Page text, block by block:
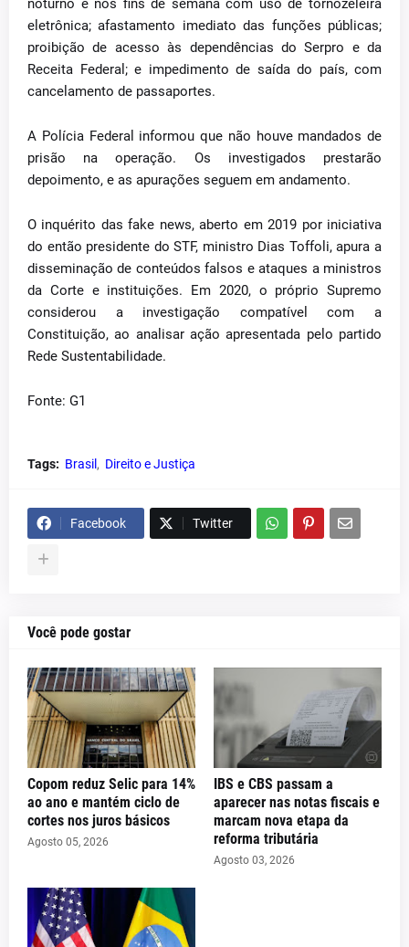
noturno e nos fins de semana com uso de tornozeleira
eletrônica; afastamento imediato das funções públicas;
proibição de acesso às dependências do Serpro e da
Receita Federal; e impedimento de saída do país, com
cancelamento de passaportes.
A Polícia Federal informou que não houve mandados de
prisão na operação. Os investigados prestarão
depoimento, e as apurações seguem em andamento.
O inquérito das fake news, aberto em 2019 por iniciativa
do então presidente do STF, ministro Dias Toffoli, apura a
disseminação de conteúdos falsos e ataques a ministros
da Corte e instituições. Em 2020, o próprio Supremo
considerou a investigação compatível com a
Constituição, ao analisar ação apresentada pelo partido
Rede Sustentabilidade.
Fonte: G1
Tags: Brasil Direito e Justiça
Facebook Twitter
Você pode gostar
Copom reduz Selic para 14%
ao ano e mantém ciclo de
cortes nos juros básicos
Agosto 05, 2026
IBS e CBS passam a
aparecer nas notas fiscais e
marcam nova etapa da
reforma tributária
Agosto 03, 2026